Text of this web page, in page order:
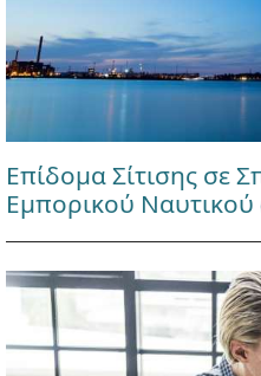
Επίδομα Σίτισης σε
Εμπορικού